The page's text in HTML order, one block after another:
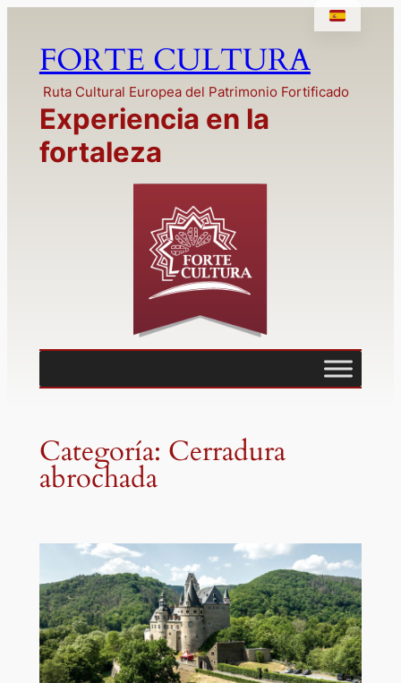
contenido
FORTE CULTURA
Ruta Cultural Europea del Patrimonio Fortificado
Experiencia en la
fortaleza
Categoría: Cerradura
abrochada